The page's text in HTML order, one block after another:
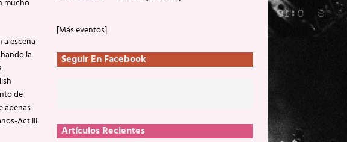
mucho
escena
la
de
apenas
Act III:
[Más eventos]
Seguir En Facebook
Artículos Recientes